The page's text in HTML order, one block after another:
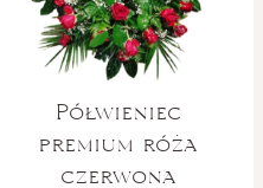
Półwieniec
premium róża
czerwona